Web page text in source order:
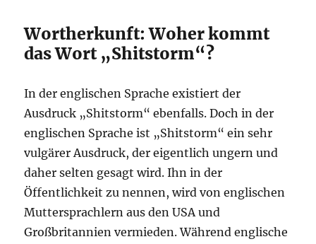
Wortherkunft: Woher kommt
das Wort „Shitstorm“?
In der englischen Sprache existiert der
Ausdruck „Shitstorm“ ebenfalls. Doch in der
englischen Sprache ist „Shitstorm“ ein sehr
vulgärer Ausdruck, der eigentlich ungern und
daher selten gesagt wird. Ihn in der
Öffentlichkeit zu nennen, wird von englischen
Muttersprachlern aus den USA und
Großbritannien vermieden. Während englische